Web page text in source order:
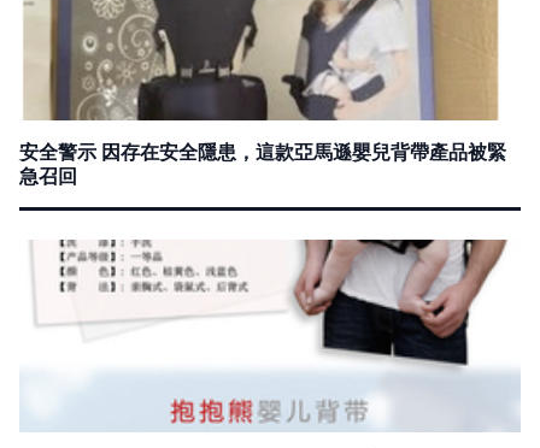
安全警示 因存在安全隱患，這款亞馬遜嬰兒背帶產品被緊
急召回